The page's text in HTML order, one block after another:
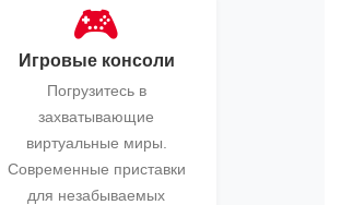
🎮
Игровые консоли
Погрузитесь в
захватывающие
виртуальные миры.
Современные приставки
для незабываемых